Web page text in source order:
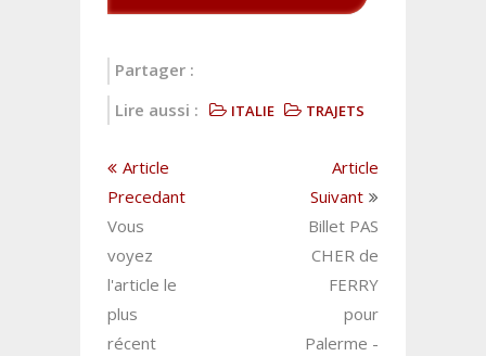
Partager :
Lire aussi :
ITALIE TRAJETS
Article
Precedant
Vous
voyez
l'article le
plus
récent
Article
Suivant
Billet PAS
CHER de
FERRY
pour
Palerme -